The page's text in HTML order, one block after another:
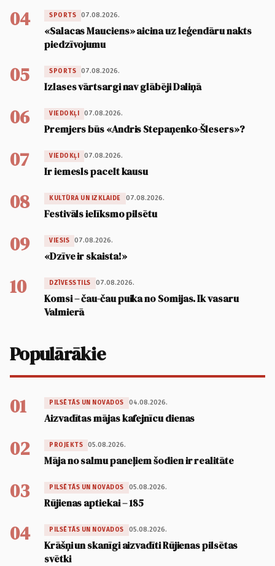
04 SPORTS 07.08.2026.
«Salacas Mauciens» aicina uz leģendāru nakts
piedzīvojumu
05 SPORTS 07.08.2026.
Izlases vārtsargi nav glābēji Daliņā
06 VIEDOKĻI 07.08.2026.
Premjers būs «Andris Stepaņenko-Šlesers»?
07 VIEDOKĻI 07.08.2026.
Ir iemesls pacelt kausu
08 KULTŪRA UN IZKLAIDE 07.08.2026.
Festivāls ielīksmo pilsētu
09 VIESIS 07.08.2026.
«Dzīve ir skaista!»
10 DZĪVESSTILS 07.08.2026.
Komsi – čau-čau puika no Somijas. Ik vasaru
Valmierā
Populārākie
01 PILSĒTĀS UN NOVADOS 04.08.2026.
Aizvadītas mājas kafejnīcu dienas
02 PROJEKTS 05.08.2026.
Māja no salmu paneļiem šodien ir realitāte
03 PILSĒTĀS UN NOVADOS 05.08.2026.
Rūjienas aptiekai – 185
04 PILSĒTĀS UN NOVADOS 05.08.2026.
Krāšņi un skanīgi aizvadīti Rūjienas pilsētas
svētki